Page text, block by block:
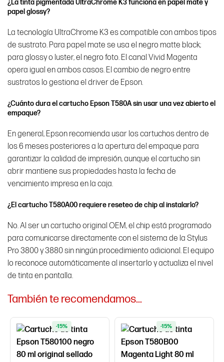
¿La tinta pigmentada UltraChrome K3 funciona en papel mate y
papel glossy?
La tecnología UltraChrome K3 es compatible con ambos tipos
de sustrato. Para papel mate se usa el negro matte black;
para glossy o luster, el negro foto. El canal Vivid Magenta
opera igual en ambos casos. El cambio de negro entre
sustratos lo gestiona el driver de Epson.
¿Cuánto dura el cartucho Epson T580A sin usar una vez abierto el
empaque?
En general, Epson recomienda usar los cartuchos dentro de
los 6 meses posteriores a la apertura del empaque para
garantizar la calidad de impresión, aunque el cartucho sin
abrir mantiene sus propiedades hasta la fecha de
vencimiento impresa en la caja.
¿El cartucho T580A00 requiere reseteo de chip al instalarlo?
No. Al ser un cartucho original OEM, el chip está programado
para comunicarse directamente con el sistema de la Stylus
Pro 3800 y 3880 sin ningún procedimiento adicional. El equipo
lo reconoce automáticamente al insertarlo y actualiza el nivel
de tinta en pantalla.
También te recomendamos…
-15% -15%